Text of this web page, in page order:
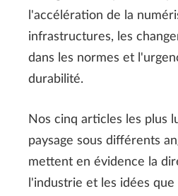
l'accélération de la
infrastructures, les
dans les normes et
durabilité.
Nos cinq articles les plus
paysage sous différents
mettent en évidence la
l'industrie et les idées